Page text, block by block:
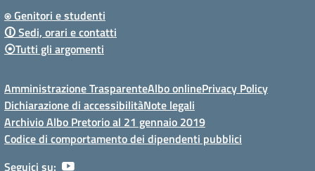
⍟ Genitori e studenti
🛈 Sedi, orari e contatti
⦿Tutti gli argomenti
Amministrazione TrasparenteAlbo onlinePrivacy Policy
Dichiarazione di accessibilitàNote legali
Archivio Albo Pretorio al 21 gennaio 2019
Codice di comportamento dei dipendenti pubblici
Seguici su: